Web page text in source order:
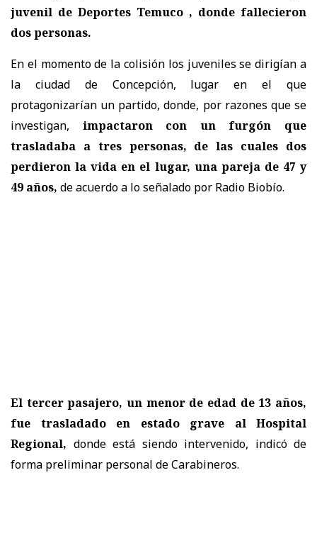
juvenil de Deportes Temuco , donde fallecieron
dos personas.
En el momento de la colisión los juveniles se dirigían a
la ciudad de Concepción, lugar en el que
protagonizarían un partido, donde, por razones que se
investigan, impactaron con un furgón que
trasladaba a tres personas, de las cuales dos
perdieron la vida en el lugar, una pareja de47 y
49 años, de acuerdo a lo señalado por Radio Biobío.
El tercer pasajero, un menor de edad de 13 años,
fue trasladado en estado grave al Hospital
Regional, donde está siendo intervenido, indicó de
forma preliminar personal de Carabineros.